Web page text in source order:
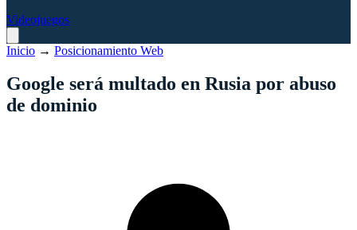
Videojuegos
Inicio → Posicionamiento Web
Google será multado en Rusia por abuso
de dominio